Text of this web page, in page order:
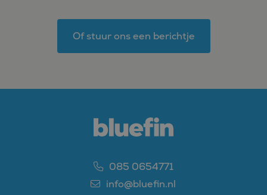
Of stuur ons een berichtje
085 0654771
info@bluefin.nl